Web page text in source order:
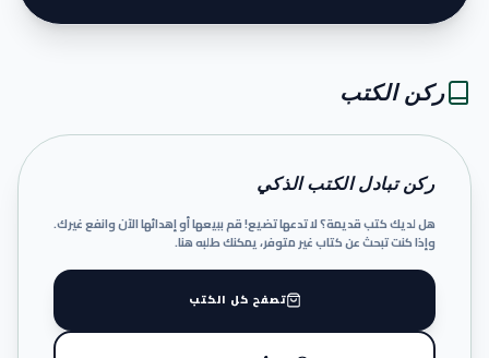
ركن الكتب
ركن تبادل الكتب الذكي
هل لديك كتب قديمة؟ لا تدعها تضيع! قم ببيعها أو إهدائها الآن وانفع غيرك.
وإذا كنت تبحث عن كتاب غير متوفر، يمكنك طلبه هنا.
تصفح كل الكتب